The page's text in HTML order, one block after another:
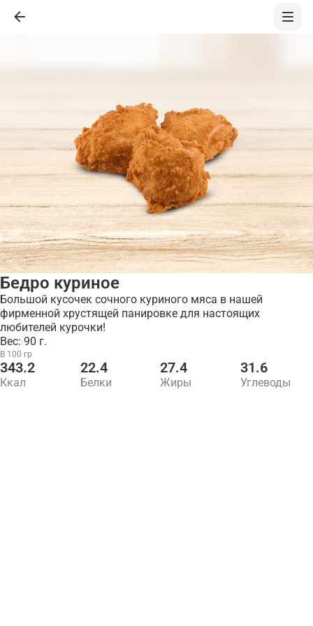
Бедро куриное
Большой кусочек сочного куриного мяса в нашей
фирменной хрустящей панировке для настоящих
любителей курочки!
Вес: 90 г.
В 100 гр
343.2
Ккал
22.4
Белки
27.4
Жиры
31.6
Углеводы